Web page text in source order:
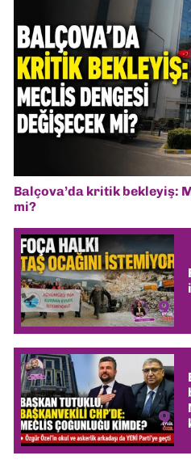
Balçova’da kritik bekleyiş:
mi?